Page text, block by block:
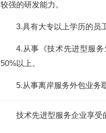
较强的研发能力。
3.具有大专以上学历的员
4.从事《技术先进型服
50%以上。
5.从事离岸服务外包业务
技术先进型服务企业享受